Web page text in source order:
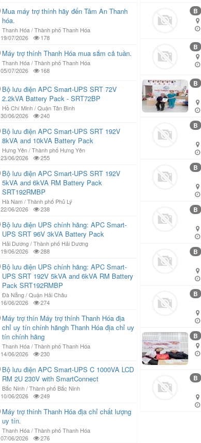
Mua máy trợ thính hãy đến Tâm An Thanh
hóa.
Thanh Hóa / Thành phố Thanh Hóa
19/07/2026
178
Máy trợ thính Thanh Hóa mua sắm cả tuần.
Thanh Hóa / Thành phố Thanh Hóa
05/07/2026
168
Bộ lưu điện APC Smart-UPS SRT 72V
2.2kVA Battery Pack - SRT72BP
Hồ Chí Minh / Quận Tân Bình
30/06/2026
240
Bộ lưu điện APC Smart-UPS SRT 192V
8kVA and 10kVA Battery Pack
Hưng Yên / Thành phố Hưng Yên
23/06/2026
255
Bộ lưu điện APC Smart-UPS SRT 192V
5kVA and 6kVA RM Battery Pack
SRT192RMBP
Hà Nam / Thành phố Phủ Lý
22/06/2026
238
Bộ lưu điện UPS chính hãng: APC Smart-
UPS SRT 96V 3kVA Battery Pack
Hải Dương / Thành phố Hải Dương
19/06/2026
288
Bộ lưu điện UPS chính hãng: APC Smart-
UPS SRT 192V 5kVA and 6kVA RM Battery
Pack SRT192RMBP
Đà Nẵng / Quận Hải Châu
16/06/2026
274
Máy trợ thín Máy trợ thính Thanh Hóa địa
chỉ uy tín chính hãngh Thanh Hóa địa chỉ uy
tín chính hãng
Thanh Hóa / Thành phố Thanh Hóa
14/06/2026
230
Bộ lưu điện APC Smart-UPS C 1000VA LCD
RM 2U 230V with SmartConnect
Bắc Ninh / Thành phố Bắc Ninh
10/06/2026
249
Máy trợ thính Thanh Hóa địa chỉ chất lượng
uy tín.
Thanh Hóa / Thành phố Thanh Hóa
07/06/2026
276
B
B
B
B
B
B
B
B
B
B